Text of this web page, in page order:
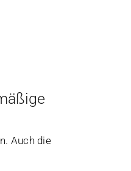
Auch die